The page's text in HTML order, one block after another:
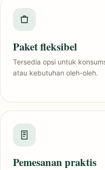
Paket fleksibel
Tersedia opsi untuk
atau kebutuhan oleh-oleh.
Pemesanan praktis